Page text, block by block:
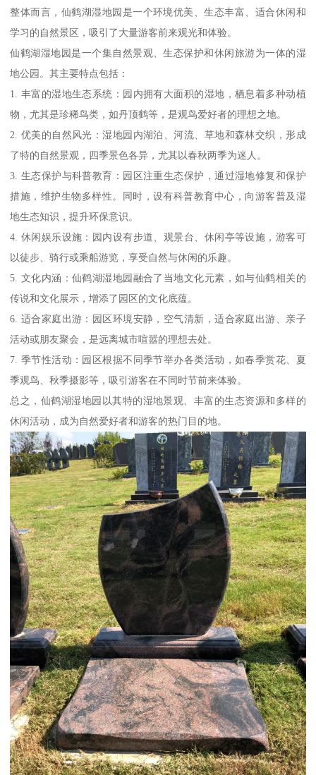
整体而言，仙鹤湖湿地园是一个环境优美、生态丰富、适合休闲和
学习的自然景区，吸引了大量游客前来观光和体验。
仙鹤湖湿地园是一个集自然景观、生态保护和休闲旅游为一体的湿
地公园。其主要特点包括：
1. 丰富的湿地生态系统：园内拥有大面积的湿地，栖息着多种动植
物，尤其是珍稀鸟类，如丹顶鹤等，是观鸟爱好者的理想之地。
2. 优美的自然风光：湿地园内湖泊、河流、草地和森林交织，形成
了特的自然景观，四季景色各异，尤其以春秋两季为迷人。
3. 生态保护与科普教育：园区注重生态保护，通过湿地修复和保护
措施，维护生物多样性。同时，设有科普教育中心，向游客普及湿
地生态知识，提升环保意识。
4. 休闲娱乐设施：园内设有步道、观景台、休闲亭等设施，游客可
以徒步、骑行或乘船游览，享受自然与休闲的乐趣。
5. 文化内涵：仙鹤湖湿地园融合了当地文化元素，如与仙鹤相关的
传说和文化展示，增添了园区的文化底蕴。
6. 适合家庭出游：园区环境安静，空气清新，适合家庭出游、亲子
活动或朋友聚会，是远离城市喧嚣的理想去处。
7. 季节性活动：园区根据不同季节举办各类活动，如春季赏花、夏
季观鸟、秋季摄影等，吸引游客在不同时节前来体验。
总之，仙鹤湖湿地园以其特的湿地景观、丰富的生态资源和多样的
休闲活动，成为自然爱好者和游客的热门目的地。